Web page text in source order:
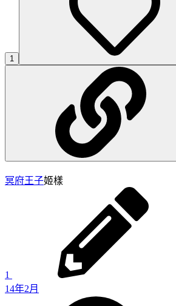
1
冥府王子姬樣
1
14年2月